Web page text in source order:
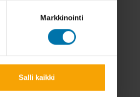
Markkinointi
Salli kaikki